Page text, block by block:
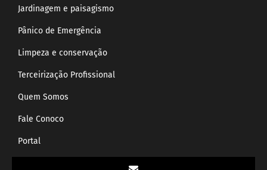
Jardinagem e paisagismo
Pânico de Emergência
Limpeza e conservação
Terceirização Profissional
Quem Somos
Fale Conoco
Portal